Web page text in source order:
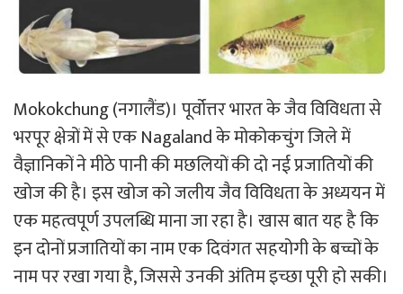
Mokokchung (नगालैंड)। पूर्वोत्तर भारत के जैव विविधता से
भरपूर क्षेत्रों में से एक Nagaland के मोकोकचुंग जिले में
वैज्ञानिकों ने मीठे पानी की मछलियों की दो नई प्रजातियों की
खोज की है। इस खोज को जलीय जैव विविधता के अध्ययन में
एक महत्वपूर्ण उपलब्धि माना जा रहा है। खास बात यह है कि
इन दोनों प्रजातियों का नाम एक दिवंगत सहयोगी के बच्चों के
नाम पर रखा गया है, जिससे उनकी अंतिम इच्छा पूरी हो सकी।